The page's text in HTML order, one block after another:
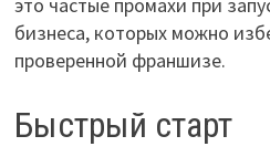
бизнеса, которых можно
проверенной франшизе.
Быстрый старт